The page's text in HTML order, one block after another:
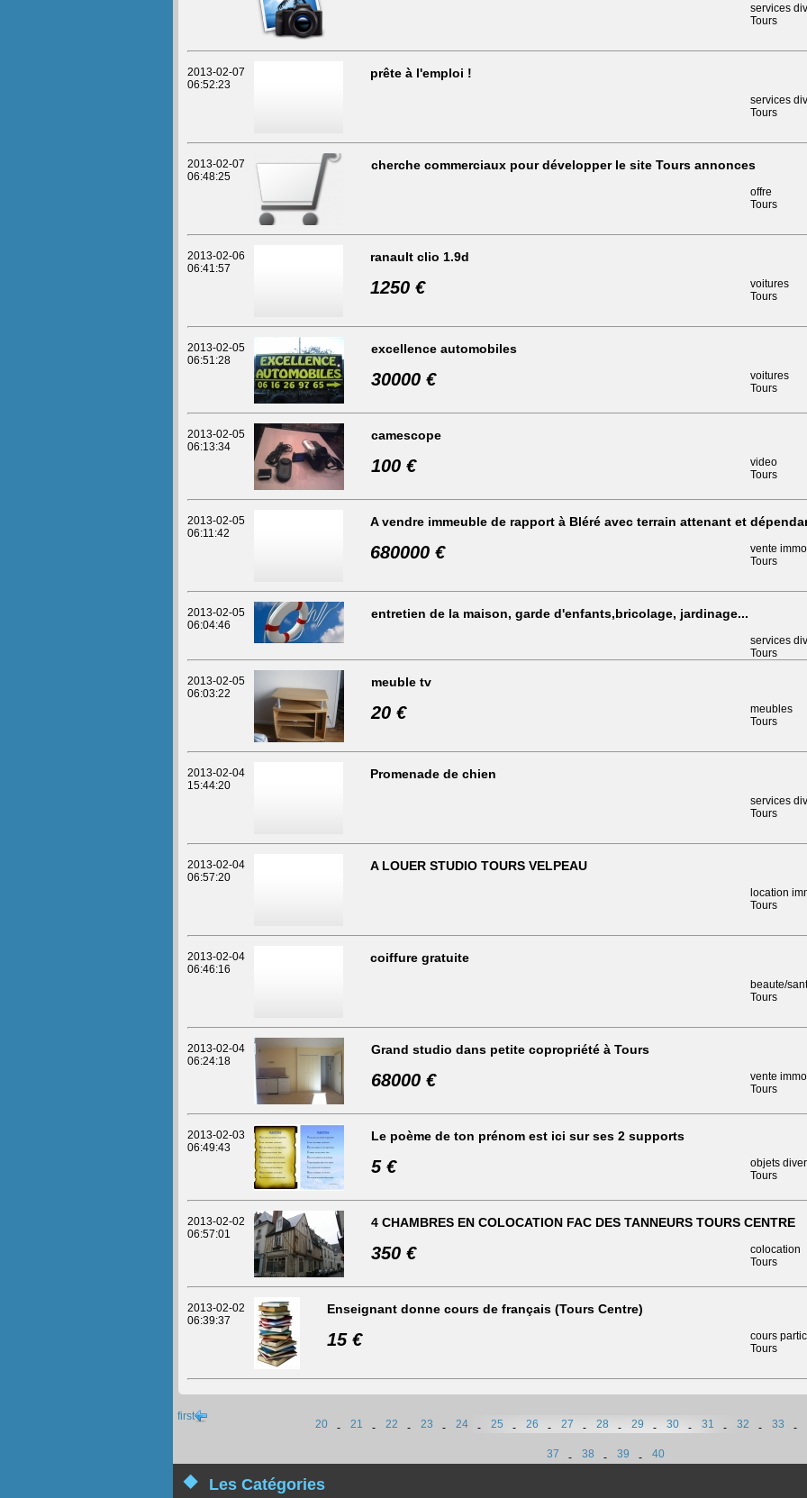
services
Tours
2013-02-07
06:52:23
prête à l'emploi !
services
Tours
2013-02-07
06:48:25
cherche commerciaux pour développer le site Tours annonces
offre
Tours
2013-02-06
06:41:57
ranault clio 1.9d
1250 €
voitures
Tours
2013-02-05
06:51:28
excellence automobiles
30000 €
voitures
Tours
2013-02-05
06:13:34
camescope
100 €
video
Tours
2013-02-05
06:11:42
A vendre immeuble de rapport à Bléré avec terrain attenant et
680000 €
vente
Tours
2013-02-05
06:04:46
entretien de la maison, garde d'enfants,bricolage, jardinage...
services
Tours
2013-02-05
06:03:22
meuble tv
20 €
meubles
Tours
2013-02-04
15:44:20
Promenade de chien
services
Tours
2013-02-04
06:57:20
A LOUER STUDIO TOURS VELPEAU
location
Tours
2013-02-04
06:46:16
coiffure gratuite
beaute/
Tours
2013-02-04
06:24:18
Grand studio dans petite copropriété à Tours
68000 €
vente
Tours
2013-02-03
06:49:43
Le poème de ton prénom est ici sur ses 2 supports
5 €
objets
Tours
2013-02-02
06:57:01
4 CHAMBRES EN COLOCATION FAC DES TANNEURS TOURS CENTRE
350 €
colocation
Tours
2013-02-02
06:39:37
Enseignant donne cours de français (Tours Centre)
15 €
cours
Tours
first
20 - 21 - 22 - 23 - 24 - 25 - 26 - 27 - 28 - 29 - 30 - 31 - 32 - 33 -
37 - 38 - 39 - 40
Les Catégories